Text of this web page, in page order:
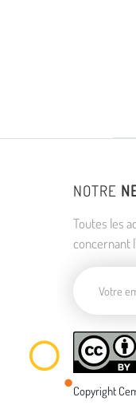
NOTRE
Toutes les
concernant
Copyright